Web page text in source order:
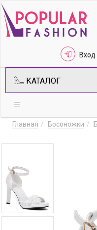
Вход
КАТАЛОГ
Главная Босоножки